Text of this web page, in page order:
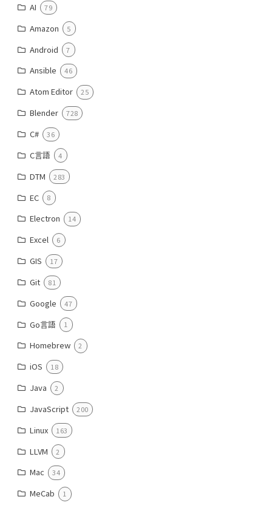
AI 79
Amazon 5
Android 7
Ansible 46
Atom Editor 25
Blender 728
C# 36
C言語 4
DTM 283
EC 8
Electron 14
Excel 6
GIS 17
Git 81
Google 47
Go言語 1
Homebrew 2
iOS 18
Java 2
JavaScript 200
Linux 163
LLVM 2
Mac 34
MeCab 1